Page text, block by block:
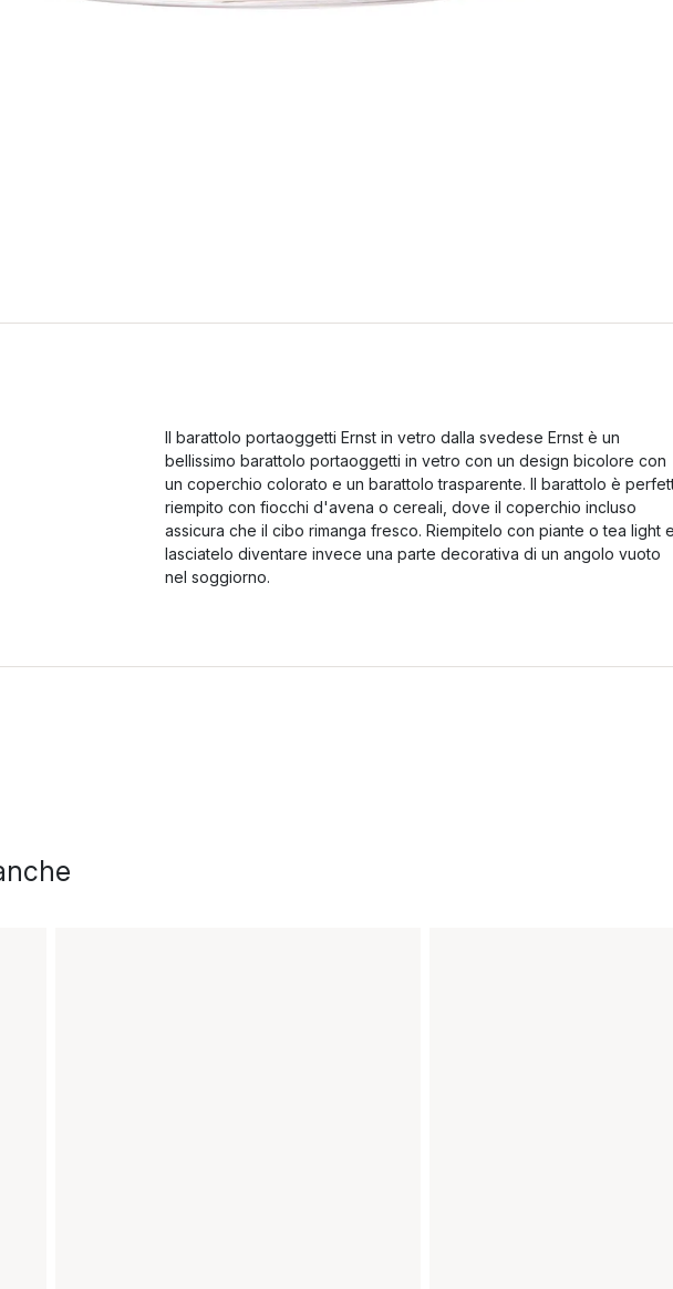
Il barattolo portaoggetti Ernst in vetro dalla svedese Ernst è un
bellissimo barattolo portaoggetti in vetro con un design bicolore con
un coperchio colorato e un barattolo trasparente. Il barattolo è
riempito con fiocchi d'avena o cereali, dove il coperchio incluso
assicura che il cibo rimanga fresco. Riempitelo con piante o tea light
lasciatelo diventare invece una parte decorativa di un angolo vuoto
nel soggiorno.